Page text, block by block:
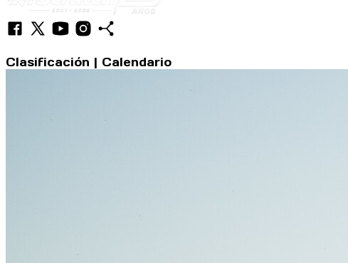
Clasificación | Calendario